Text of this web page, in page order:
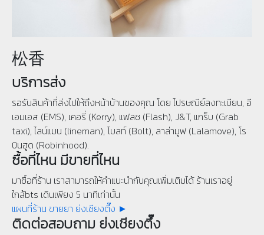
松香
บริการส่ง
รอรับสินค้าที่ส่งไปให้ถึงหน้าบ้านของคุณ โดย ไปรษณีย์ลงทะเบียน, อี
เอมเอส (EMS), เคอรี่ (Kerry), แฟลช (Flash), J&T, แกร็บ (Grab
taxi), ไลน์แมน (lineman), โบลท์ (Bolt), ลาล่ามูฟ (Lalamove), โร
บินฮูด (Robinhood).
ซื้อที่ไหน มีขายที่ไหน
มาซื้อที่ร้าน เราสามารถให้คำแนะนำกับคุณเพิ่มเติมได้ ร้านเราอยู่
ใกล้bts เดินเพียง 5 นาทีเท่านั้น
แผนที่ร้าน ขายยา ย่งเชียงตึ๊ง ►
ติดต่อสอบถาม ย่งเชียงตึ๊ง